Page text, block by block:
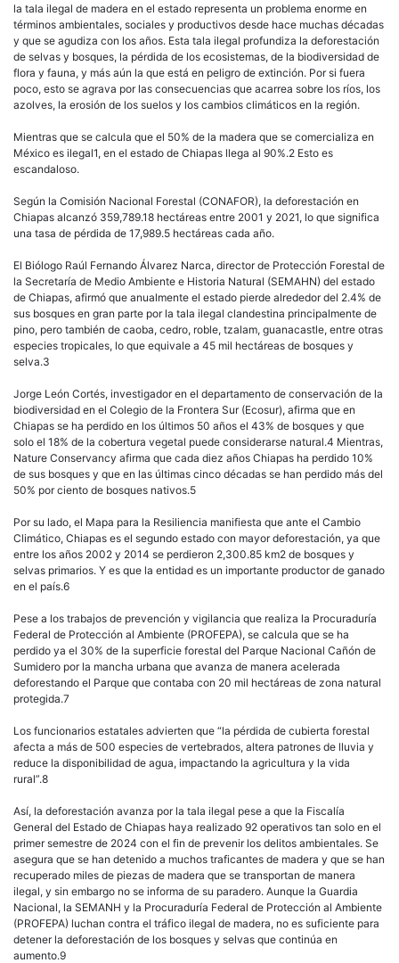
la tala ilegal de madera en el estado representa un problema enorme en
términos ambientales, sociales y productivos desde hace muchas décadas
y que se agudiza con los años. Esta tala ilegal profundiza la deforestación
de selvas y bosques, la pérdida de los ecosistemas, de la biodiversidad de
flora y fauna, y más aún la que está en peligro de extinción. Por si fuera
poco, esto se agrava por las consecuencias que acarrea sobre los ríos, los
azolves, la erosión de los suelos y los cambios climáticos en la región.
Mientras que se calcula que el 50% de la madera que se comercializa en
México es ilegal1, en el estado de Chiapas llega al 90%.2 Esto es
escandaloso.
Según la Comisión Nacional Forestal (CONAFOR), la deforestación en
Chiapas alcanzó 359,789.18 hectáreas entre 2001 y 2021, lo que significa
una tasa de pérdida de 17,989.5 hectáreas cada año.
El Biólogo Raúl Fernando Álvarez Narca, director de Protección Forestal de
la Secretaría de Medio Ambiente e Historia Natural (SEMAHN) del estado
de Chiapas, afirmó que anualmente el estado pierde alrededor del 2.4% de
sus bosques en gran parte por la tala ilegal clandestina principalmente de
pino, pero también de caoba, cedro, roble, tzalam, guanacastle, entre otras
especies tropicales, lo que equivale a 45 mil hectáreas de bosques y
selva.3
Jorge León Cortés, investigador en el departamento de conservación de la
biodiversidad en el Colegio de la Frontera Sur (Ecosur), afirma que en
Chiapas se ha perdido en los últimos 50 años el 43% de bosques y que
solo el 18% de la cobertura vegetal puede considerarse natural.4 Mientras,
Nature Conservancy afirma que cada diez años Chiapas ha perdido 10%
de sus bosques y que en las últimas cinco décadas se han perdido más del
50% por ciento de bosques nativos.5
Por su lado, el Mapa para la Resiliencia manifiesta que ante el Cambio
Climático, Chiapas es el segundo estado con mayor deforestación, ya que
entre los años 2002 y 2014 se perdieron 2,300.85 km2 de bosques y
selvas primarios. Y es que la entidad es un importante productor de ganado
en el país.6
Pese a los trabajos de prevención y vigilancia que realiza la Procuraduría
Federal de Protección al Ambiente (PROFEPA), se calcula que se ha
perdido ya el 30% de la superficie forestal del Parque Nacional Cañón de
Sumidero por la mancha urbana que avanza de manera acelerada
deforestando el Parque que contaba con 20 mil hectáreas de zona natural
protegida.7
Los funcionarios estatales advierten que “la pérdida de cubierta forestal
afecta a más de 500 especies de vertebrados, altera patrones de lluvia y
reduce la disponibilidad de agua, impactando la agricultura y la vida
rural”.8
Así, la deforestación avanza por la tala ilegal pese a que la Fiscalía
General del Estado de Chiapas haya realizado 92 operativos tan solo en el
primer semestre de 2024 con el fin de prevenir los delitos ambientales. Se
asegura que se han detenido a muchos traficantes de madera y que se han
recuperado miles de piezas de madera que se transportan de manera
ilegal, y sin embargo no se informa de su paradero. Aunque la Guardia
Nacional, la SEMANH y la Procuraduría Federal de Protección al Ambiente
(PROFEPA) luchan contra el tráfico ilegal de madera, no es suficiente para
detener la deforestación de los bosques y selvas que continúa en
aumento.9